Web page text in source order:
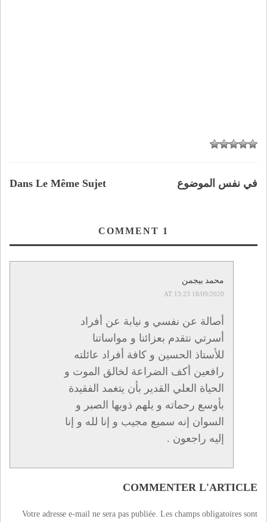
Dans Le Même Sujet في نفس الموضوع
1
محمد بيجمن
18/09/2020 AT 13:23
أصالة عن نفسي و نيابة عن أفراد
أسرتي نتقدم بعزائنا و مواساتنا
للأستاذ الحسين و كافة أفراد عائلته
رافعين أكف الضراعة لخالق الموت و
الحياة العلي القدير بأن يتغمد الفقيدة
بأوسع رحماته و يلهم ذويها الصبر و
السوان إنه سميع مجيب و إنا لله و إنا
إليه راجعون .
COMMENTER L'ARTICLE
Votre adresse e-mail ne sera pas publiée. Les champs obligatoires sont